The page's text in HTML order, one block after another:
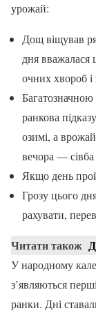
урожай:
Дощ віщував
дня вважалася
очних хвороб і
Багатозначною
ранкова
озимі, а
вечора —
Якщо день
Грозу цього
рахувати,
Читати також
У народному
з’являються
ранки. Дні